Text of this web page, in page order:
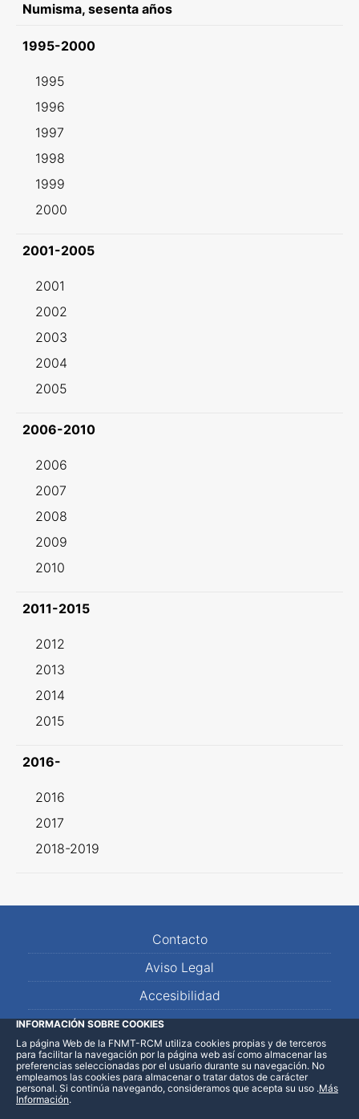
Numisma, sesenta años
1995-2000
1995
1996
1997
1998
1999
2000
2001-2005
2001
2002
2003
2004
2005
2006-2010
2006
2007
2008
2009
2010
2011-2015
2012
2013
2014
2015
2016-
2016
2017
2018-2019
Contacto
Aviso Legal
Accesibilidad
Mapa Web
INFORMACIÓN SOBRE COOKIES
La página Web de la FNMT-RCM utiliza cookies propias y de terceros
para facilitar la navegación por la página web así como almacenar las
preferencias seleccionadas por el usuario durante su navegación. No
empleamos las cookies para almacenar o tratar datos de carácter
personal. Si continúa navegando, consideramos que acepta su uso .Más
Información.